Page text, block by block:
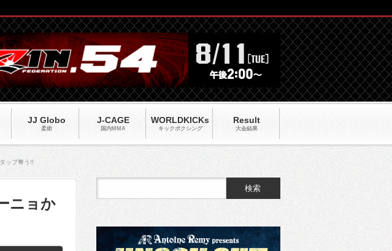
JJ Globo
柔術
J-CAGE
国内MMA
WORLDKICKs
キックポクシング
Result
大会結果
ップ奪う!!
ニョか